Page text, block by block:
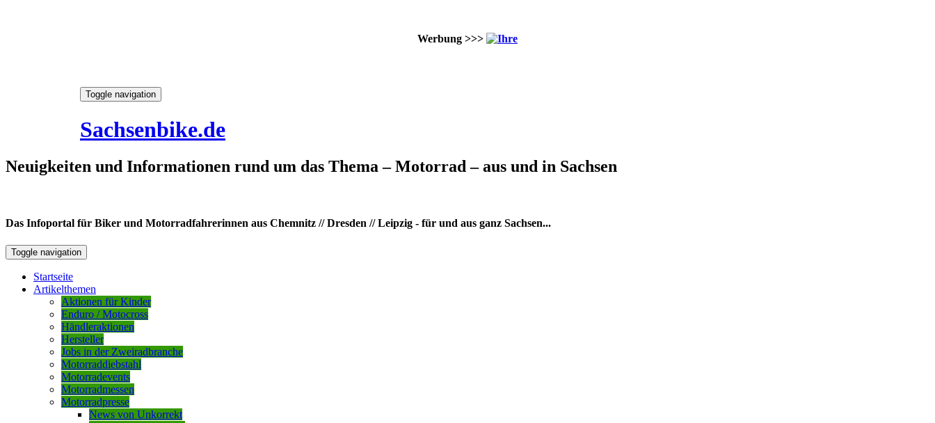
Werbung >>>
Toggle navigation
Sachsenbike.de
Neuigkeiten und Informationen rund um das Thema – Motorrad – aus und in Sachsen
Das Infoportal für Biker und Motorradfahrerinnen aus Chemnitz // Dresden // Leipzig - für und aus ganz Sachsen...
Toggle navigation
Startseite
Artikelthemen
Aktionen für Kinder
Enduro / Motocross
Händleraktionen
Hersteller
Jobs in der Zweiradbranche
Motorraddiebstahl
Motorradevents
Motorradmessen
Motorradpresse
News von Unkorrekt